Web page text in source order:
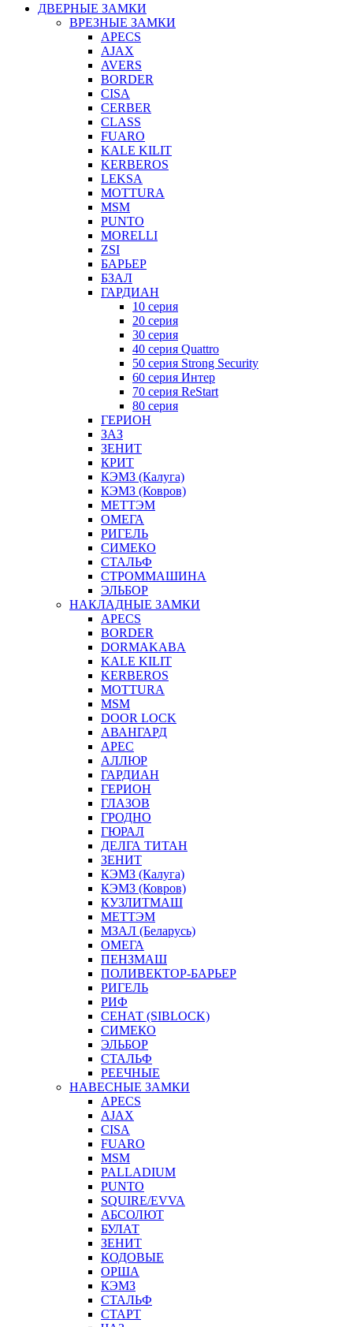
ДВЕРНЫЕ ЗАМКИ
ВРЕЗНЫЕ ЗАМКИ
APECS
AJAX
AVERS
BORDER
CISA
CERBER
CLASS
FUARO
KALE KILIT
KERBEROS
LEKSA
MOTTURA
MSM
PUNTO
MORELLI
ZSI
БАРЬЕР
БЗАЛ
ГАРДИАН
10 серия
20 серия
30 серия
40 серия Quattro
50 серия Strong Security
60 серия Интер
70 серия ReStart
80 серия
ГЕРИОН
ЗАЗ
ЗЕНИТ
КРИТ
КЭМЗ (Калуга)
КЭМЗ (Ковров)
МЕТТЭМ
ОМЕГА
РИГЕЛЬ
СИМЕКО
СТАЛЬФ
СТРОММАШИНА
ЭЛЬБОР
НАКЛАДНЫЕ ЗАМКИ
APECS
BORDER
DORMAKABA
KALE KILIT
KERBEROS
MOTTURA
MSM
DOOR LOCK
АВАНГАРД
АРЕС
АЛЛЮР
ГАРДИАН
ГЕРИОН
ГЛАЗОВ
ГРОДНО
ГЮРАЛ
ДЕЛГА ТИТАН
ЗЕНИТ
КЭМЗ (Калуга)
КЭМЗ (Ковров)
КУЗЛИТМАШ
МЕТТЭМ
МЗАЛ (Беларусь)
ОМЕГА
ПЕНЗМАШ
ПОЛИВЕКТОР-БАРЬЕР
РИГЕЛЬ
РИФ
СЕНАТ (SIBLOCK)
СИМЕКО
ЭЛЬБОР
СТАЛЬФ
РЕЕЧНЫЕ
НАВЕСНЫЕ ЗАМКИ
APECS
AJAX
CISA
FUARO
MSM
PALLADIUM
PUNTO
SQUIRE/EVVA
АБСОЛЮТ
БУЛАТ
ЗЕНИТ
КОДОВЫЕ
ОРША
КЭМЗ
СТАЛЬФ
СТАРТ